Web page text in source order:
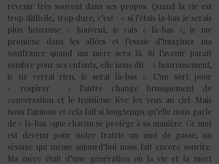
revenir très souvent dans ses propos. Quand la vie est
trop difficile, trop dure, c’est : « si j’étais là-bas je serais
plus heureuse ». Souvent, je vais « là-bas », je me
promène dans les allées et j’essaie d’imaginer ma
souffrance quand ma mère sera là. Si l’avenir paraît
sombre pour ses enfants, elle nous dit : » heureusement,
je ne verrai rien, je serai là-bas ». L’un sort pour
« respirer » l’autre change brusquement de
conversation et le troisième lève les yeux au ciel. Mais
nous l’aimons et cela fait si longtemps qu’elle nous parle
de « là-bas »que chacun se protège à sa manière. Ce mot
est devenu pour notre fratrie un mot de passe, un
sésame qui même aujourd’hui nous fait encore sourire.
Ma mère était d’une génération où la vie et la mort